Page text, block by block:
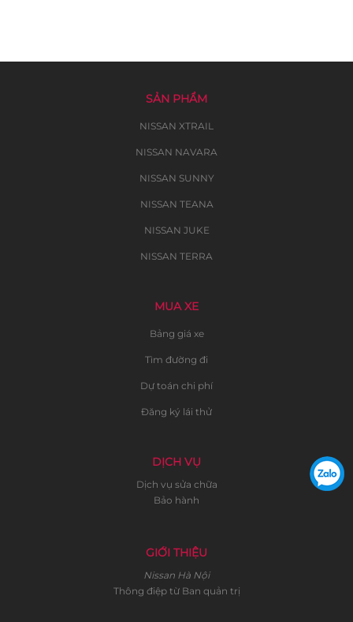
SẢN PHẨM
NISSAN XTRAIL
NISSAN NAVARA
NISSAN SUNNY
NISSAN TEANA
NISSAN JUKE
NISSAN TERRA
MUA XE
Bảng giá xe
Tìm đường đi
Dự toán chi phí
Đăng ký lái thử
DỊCH VỤ
Dịch vụ sửa chữa
Bảo hành
GIỚI THIỆU
Nissan Hà Nội
Thông điệp từ Ban quản trị